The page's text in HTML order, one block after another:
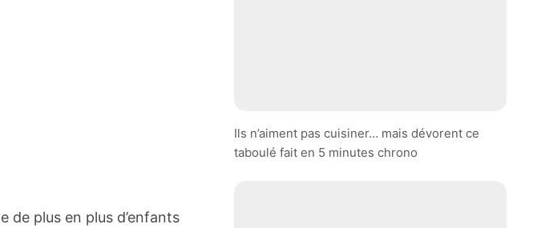
de plus en plus d’enfants
Ils n’aiment pas cuisiner… mais dévorent ce
taboulé fait en 5 minutes chrono